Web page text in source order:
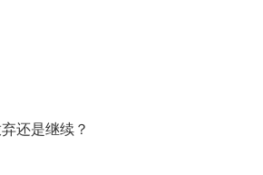
还是继续？